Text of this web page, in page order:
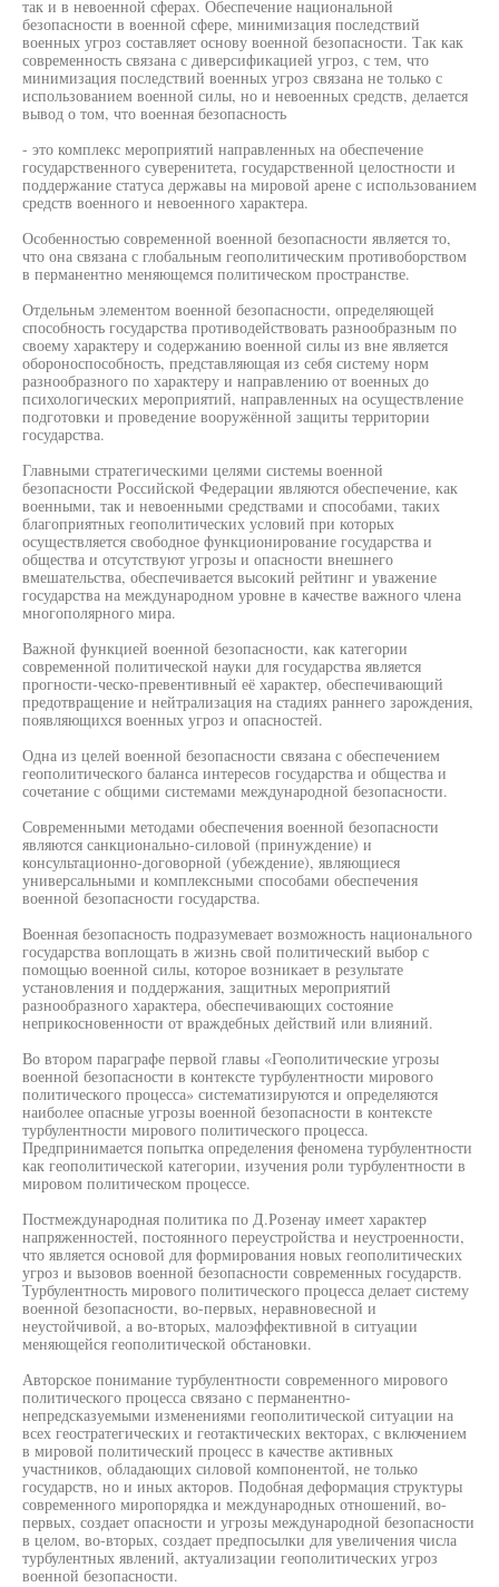
так и в невоенной сферах. Обеспечение национальной
безопасности в военной сфере, минимизация последствий
военных угроз составляет основу военной безопасности. Так как
современность связана с диверсификацией угроз, с тем, что
минимизация последствий военных угроз связана не только с
использованием военной силы, но и невоенных средств, делается
вывод о том, что военная безопасность
- это комплекс мероприятий направленных на обеспечение
государственного суверенитета, государственной целостности и
поддержание статуса державы на мировой арене с использованием
средств военного и невоенного характера.
Особенностью современной военной безопасности является то,
что она связана с глобальным геополитическим противоборством
в перманентно меняющемся политическом пространстве.
Отдельньм элементом военной безопасности, определяющей
способность государства противодействовать разнообразным по
своему характеру и содержанию военной силы из вне является
обороноспособность, представляющая из себя систему норм
разнообразного по характеру и направлению от военных до
психологических мероприятий, направленных на осуществление
подготовки и проведение вооружённой защиты территории
государства.
Главными стратегическими целями системы военной
безопасности Российской Федерации являются обеспечение, как
военными, так и невоенными средствами и способами, таких
благоприятных геополитических условий при которых
осуществляется свободное функционирование государства и
общества и отсутствуют угрозы и опасности внешнего
вмешательства, обеспечивается высокий рейтинг и уважение
государства на международном уровне в качестве важного члена
многополярного мира.
Важной функцией военной безопасности, как категории
современной политической науки для государства является
прогности-ческо-превентивный её характер, обеспечивающий
предотвращение и нейтрализация на стадиях раннего зарождения,
появляющихся военных угроз и опасностей.
Одна из целей военной безопасности связана с обеспечением
геополитического баланса интересов государства и общества и
сочетание с общими системами международной безопасности.
Современными методами обеспечения военной безопасности
являются санкционально-силовой (принуждение) и
консультационно-договорной (убеждение), являющиеся
универсальными и комплексными способами обеспечения
военной безопасности государства.
Военная безопасность подразумевает возможность национального
государства воплощать в жизнь свой политический выбор с
помощью военной силы, которое возникает в результате
установления и поддержания, защитных мероприятий
разнообразного характера, обеспечивающих состояние
неприкосновенности от враждебных действий или влияний.
Во втором параграфе первой главы «Геополитические угрозы
военной безопасности в контексте турбулентности мирового
политического процесса» систематизируются и определяются
наиболее опасные угрозы военной безопасности в контексте
турбулентности мирового политического процесса.
Предпринимается попытка определения феномена турбулентности
как геополитической категории, изучения роли турбулентности в
мировом политическом процессе.
Постмеждународная политика по Д.Розенау имеет характер
напряженностей, постоянного переустройства и неустроенности,
что является основой для формирования новых геополитических
угроз и вызовов военной безопасности современных государств.
Турбулентность мирового политического процесса делает систему
военной безопасности, во-первых, неравновесной и
неустойчивой, а во-вторых, малоэффективной в ситуации
меняющейся геополитической обстановки.
Авторское понимание турбулентности современного мирового
политического процесса связано с перманентно-
непредсказуемыми изменениями геополитической ситуации на
всех геостратегических и геотактических векторах, с включением
в мировой политический процесс в качестве активных
участников, обладающих силовой компонентой, не только
государств, но и иных акторов. Подобная деформация структуры
современного миропорядка и международных отношений, во-
первых, создает опасности и угрозы международной безопасности
в целом, во-вторых, создает предпосылки для увеличения числа
турбулентных явлений, актуализации геополитических угроз
военной безопасности.